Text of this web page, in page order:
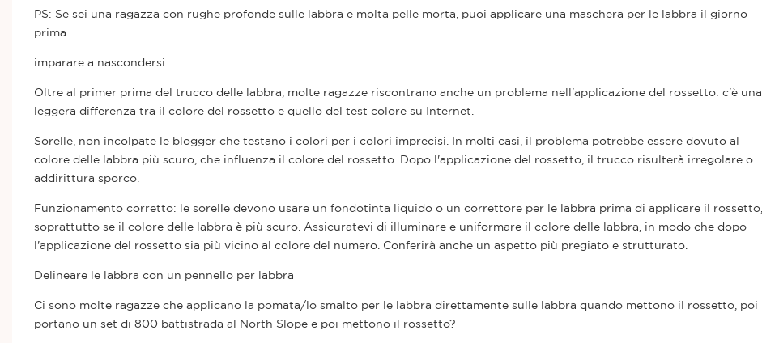
PS: Se sei una ragazza con rughe profonde sulle labbra e molta pelle morta, puoi applicare una maschera per le labbra il giorno
prima.
imparare a nascondersi
Oltre al primer prima del trucco delle labbra, molte ragazze riscontrano anche un problema nell'applicazione del rossetto: c'è una
leggera differenza tra il colore del rossetto e quello del test colore su Internet.
Sorelle, non incolpate le blogger che testano i colori per i colori imprecisi. In molti casi, il problema potrebbe essere dovuto al
colore delle labbra più scuro, che influenza il colore del rossetto. Dopo l'applicazione del rossetto, il trucco risulterà irregolare o
addirittura sporco.
Funzionamento corretto: le sorelle devono usare un fondotinta liquido o un correttore per le labbra prima di applicare il rossetto,
soprattutto se il colore delle labbra è più scuro. Assicuratevi di illuminare e uniformare il colore delle labbra, in modo che dopo
l'applicazione del rossetto sia più vicino al colore del numero. Conferirà anche un aspetto più pregiato e strutturato.
Delineare le labbra con un pennello per labbra
Ci sono molte ragazze che applicano la pomata/lo smalto per le labbra direttamente sulle labbra quando mettono il rossetto, poi
portano un set di 800 battistrada al North Slope e poi mettono il rossetto?